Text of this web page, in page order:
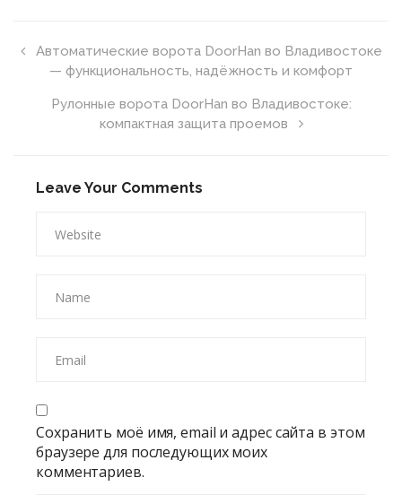
Автоматические ворота DoorHan во Владивостоке
— функциональность, надёжность и комфорт
Рулонные ворота DoorHan во Владивостоке:
компактная защита проемов
Leave Your Comments
Сохранить моё имя, email и адрес сайта в этом
браузере для последующих моих
комментариев.